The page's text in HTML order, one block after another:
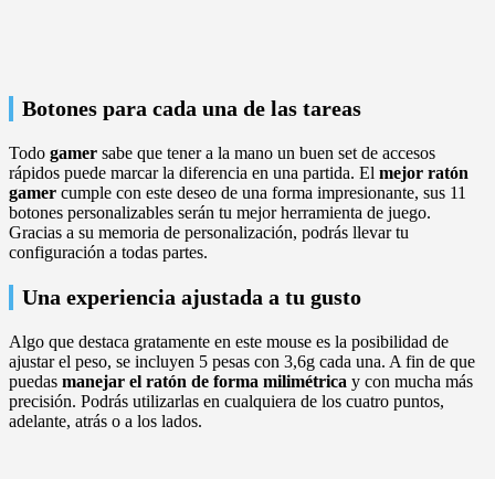
Botones para cada una de las tareas
Todo gamer sabe que tener a la mano un buen set de accesos
rápidos puede marcar la diferencia en una partida. El mejor ratón
gamer cumple con este deseo de una forma impresionante, sus 11
botones personalizables serán tu mejor herramienta de juego.
Gracias a su memoria de personalización, podrás llevar tu
configuración a todas partes.
Una experiencia ajustada a tu gusto
Algo que destaca gratamente en este mouse es la posibilidad de
ajustar el peso, se incluyen 5 pesas con 3,6g cada una. A fin de que
puedas manejar el ratón de forma milimétrica y con mucha más
precisión. Podrás utilizarlas en cualquiera de los cuatro puntos,
adelante, atrás o a los lados.